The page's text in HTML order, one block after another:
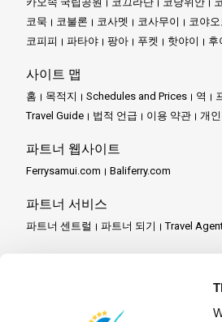
들이 있습니다.
이 해변들은 부드러운 모래로 덮여
하지만 해안선은 시작에 불과합니
정글에는 하이킹 코스가 얽혀 있어,
섬의 수중 세계 또한 매력적입니다.
합니다.
하루의 모험이 끝나도 섬은 잠들지
과 발견의 시작을 알립니다.
이곳을 방문할 때마다 새로운 경
코따오는 흔히 '거북이 섬'이라 불
코묵
코불론 코사멧 코사무이 코야오
코피피
파타야 팡아 푸켓 핫야이 후
사이트 맵
홈 목적지 Schedules and Prices 역
Travel Guide
법적 언급 이용 약관 개
파트너 웹사이트
Ferrysamui.com Baliferry.com
파트너 서비스
파트너 센트럴 파트너 되기 Travel